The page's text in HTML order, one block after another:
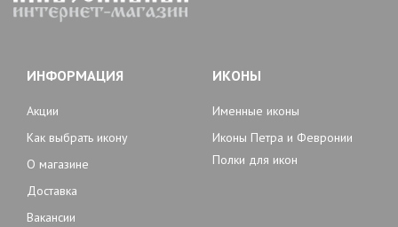
ИНФОРМАЦИЯ
Акции
Как выбрать икону
О магазине
Доставка
Вакансии
ИКОНЫ
Именные иконы
Иконы Петра и Февронии
Полки для икон